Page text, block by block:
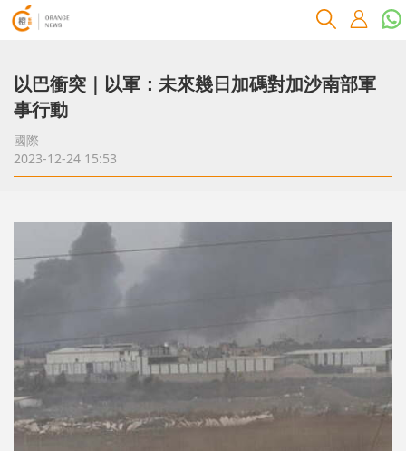
以巴衝突｜以軍：未來幾日加碼對加沙南部軍
事行動
國際
2023-12-24 15:53